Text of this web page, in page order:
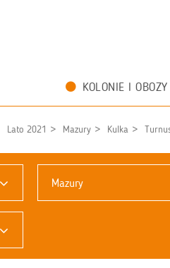
KOLONIE I OBOZY
Lato 2021 Mazury Kulka
Mazury